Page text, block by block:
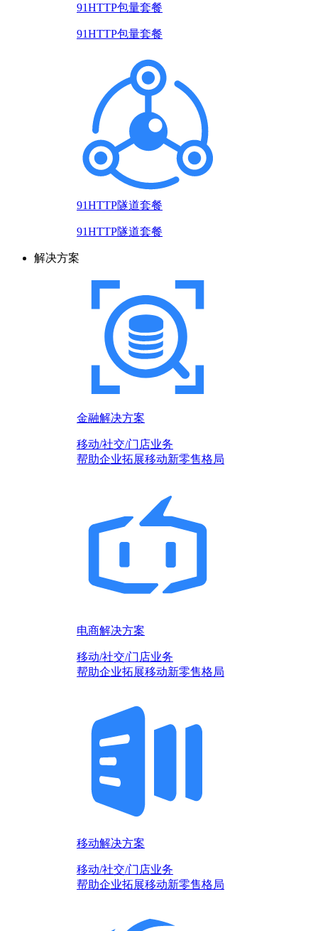
91HTTP包量套餐
91HTTP包量套餐
91HTTP隧道套餐
91HTTP隧道套餐
解决方案
金融解决方案
移动/社交/门店业务
帮助企业拓展移动新零售格局
电商解决方案
移动/社交/门店业务
帮助企业拓展移动新零售格局
移动解决方案
移动/社交/门店业务
帮助企业拓展移动新零售格局